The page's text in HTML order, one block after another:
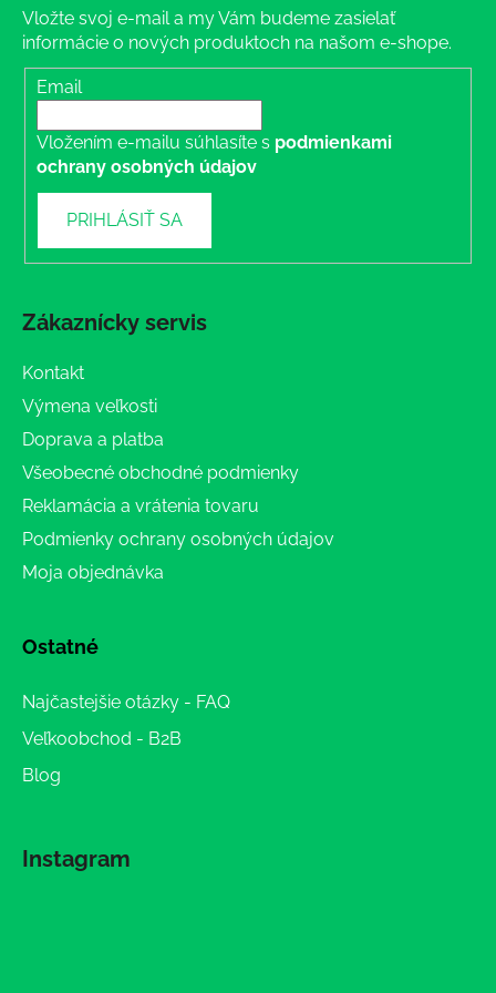
Vložte svoj e-mail a my Vám budeme zasielať
informácie o nových produktoch na našom e-shope.
Email
Vložením e-mailu súhlasíte s podmienkami
ochrany osobných údajov
PRIHLÁSIŤ SA
Zákaznícky servis
Kontakt
Výmena veľkosti
Doprava a platba
Všeobecné obchodné podmienky
Reklamácia a vrátenia tovaru
Podmienky ochrany osobných údajov
Moja objednávka
Ostatné
Najčastejšie otázky - FAQ
Veľkoobchod - B2B
Blog
Instagram